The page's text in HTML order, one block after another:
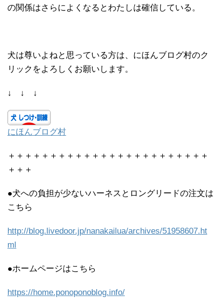
の関係はさらによくなるとわたしは確信している。
犬は尊いよねと思っている方は、にほんブログ村のク
リックをよろしくお願いします。
↓ ↓ ↓
にほんブログ村
＋＋＋＋＋＋＋＋＋＋＋＋＋＋＋＋＋＋＋＋＋＋＋＋
＋＋＋
●犬への負担が少ないハーネスとロングリードの注文は
こちら
http://blog.livedoor.jp/nanakailua/archives/51958607.ht
ml
●ホームページはこちら
https://home.ponoponoblog.info/